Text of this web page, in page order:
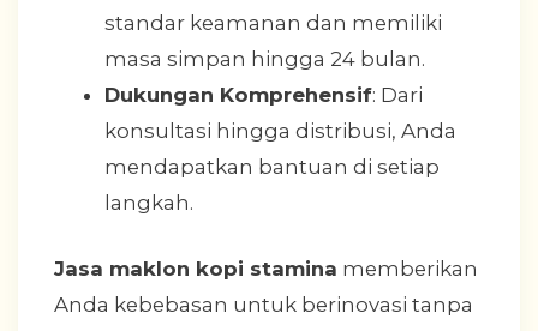
standar keamanan dan memiliki
masa simpan hingga 24 bulan.
Dukungan Komprehensif: Dari
konsultasi hingga distribusi, Anda
mendapatkan bantuan di setiap
langkah.
Jasa maklon kopi stamina memberikan
Anda kebebasan untuk berinovasi tanpa